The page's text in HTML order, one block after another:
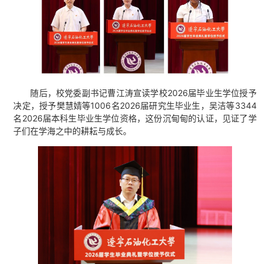
随后，校党委副书记曹江涛宣读学校2026届毕业生学位授予
决定，授予樊慧婧等1006名2026届研究生毕业生，吴洁等3344
名2026届本科生毕业生学位资格，这份沉甸甸的认证，见证了学
子们在学海之中的耕耘与成长。